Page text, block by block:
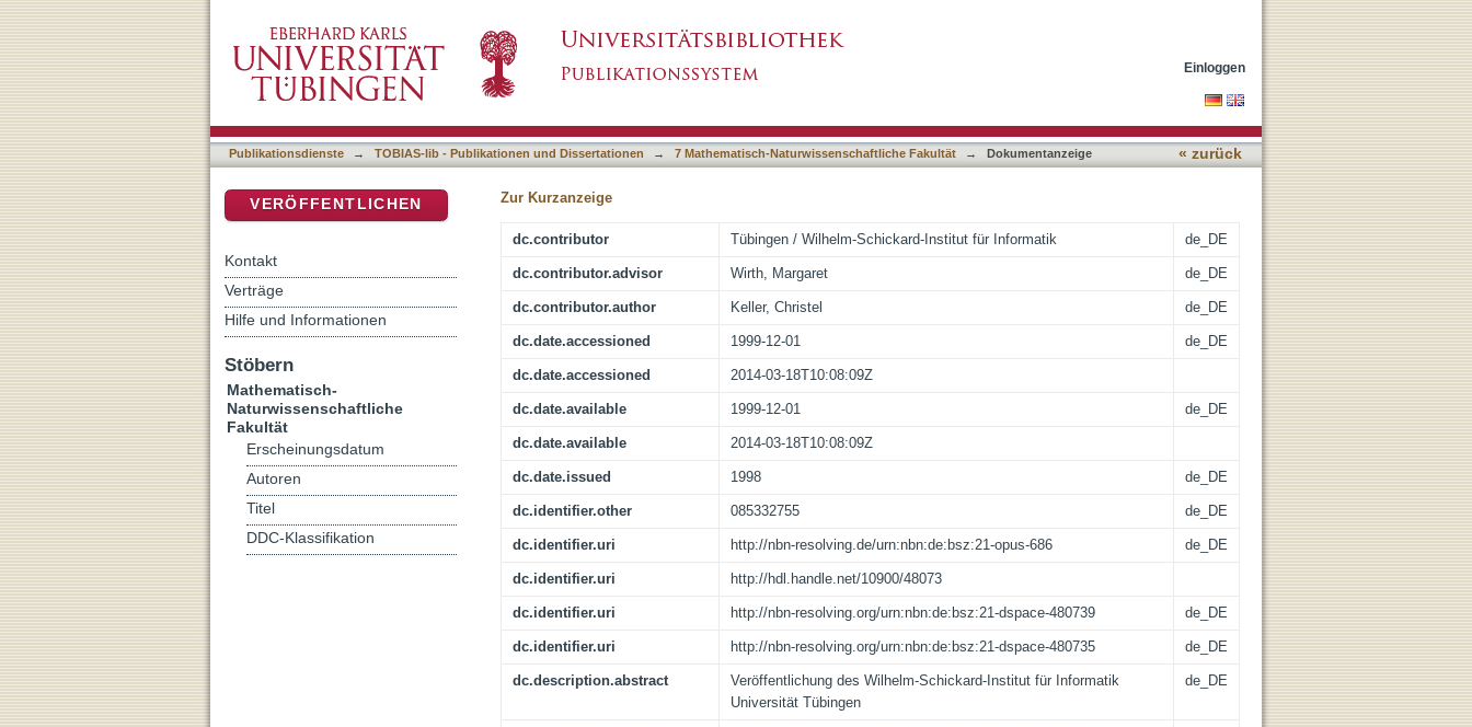
Globalisierte Geschäftssphäre
Einloggen
Publikationsdienste → TOBIAS-lib - Publikationen und Dissertationen → 7 Mathematisch-Naturwissenschaftliche Fakultät → Dokumentanzeige « zurück
Zur Kurzanzeige
dc.contributor Tübingen / Wilhelm-Schickard-Institut für Informatik de_DE
dc.contributor.advisor Wirth, Margaret de_DE
dc.contributor.author Keller, Christel de_DE
dc.date.accessioned 1999-12-01 de_DE
dc.date.accessioned 2014-03-18T10:08:09Z
dc.date.available 1999-12-01 de_DE
dc.date.available 2014-03-18T10:08:09Z
dc.date.issued 1998 de_DE
dc.identifier.other 085332755 de_DE
dc.identifier.uri http://nbn-resolving.de/urn:nbn:de:bsz:21-opus-686 de_DE
dc.identifier.uri http://hdl.handle.net/10900/48073
dc.identifier.uri http://nbn-resolving.org/urn:nbn:de:bsz:21-dspace-480739 de_DE
dc.identifier.uri http://nbn-resolving.org/urn:nbn:de:bsz:21-dspace-480735 de_DE
dc.description.abstract
Veröffentlichung des Wilhelm-Schickard-Institut für Informatik
Universität Tübingen
de_DE
VERÖFFENTLICHEN
Kontakt
Verträge
Hilfe und Informationen
Stöbern
Mathematisch-
Naturwissenschaftliche
Fakultät
Erscheinungsdatum
Autoren
Titel
DDC-Klassifikation